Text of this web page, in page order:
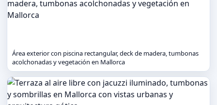
Área exterior con piscina rectangular, deck de madera, tumbonas
acolchonadas y vegetación en Mallorca